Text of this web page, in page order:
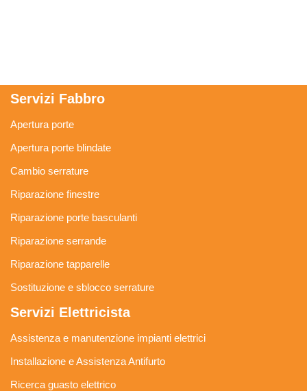
Servizi Fabbro
Apertura porte
Apertura porte blindate
Cambio serrature
Riparazione finestre
Riparazione porte basculanti
Riparazione serrande
Riparazione tapparelle
Sostituzione e sblocco serrature
Servizi Elettricista
Assistenza e manutenzione impianti elettrici
Installazione e Assistenza Antifurto
Ricerca guasto elettrico